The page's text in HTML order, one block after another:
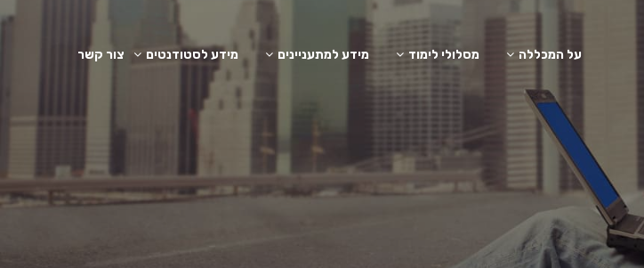
על המכללה מסלולי לימוד מידע למתעניינים מידע לסטודנטים צור קשר